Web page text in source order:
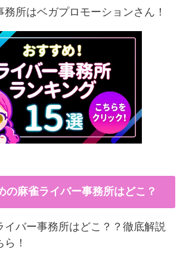
所はベガプロモーションさん！
の麻雀ライバー事務所はどこ？
イバー事務所はどこ？？徹底解説
！